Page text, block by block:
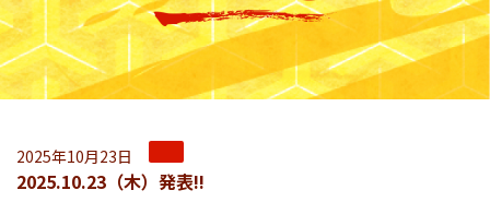
2025年10月23日
2025.10.23（木）発表!!